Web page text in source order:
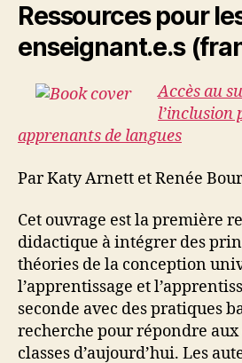
Ressources pour
enseignant.e.s
Accès au
l’inclusion
apprenants de langues
Par Katy Arnett et Renée
Cet ouvrage est la première
didactique à intégrer des
théories de la conception
l’apprentissage et
seconde avec des pratiques
recherche pour répondre aux
classes d’aujourd’hui. Les